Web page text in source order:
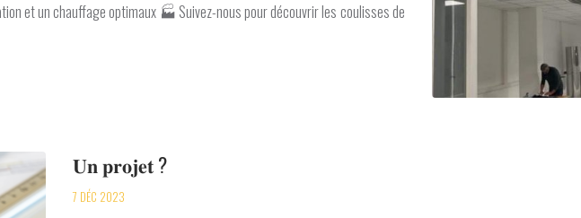
et un chauffage optimaux 🏭 Suivez-nous pour découvrir les coulisses de
𝐔𝐧 𝐩𝐫𝐨𝐣𝐞𝐭 ?
7 DÉC 2023